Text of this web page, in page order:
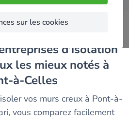
sur les cookies
les mieux notés à
à-Celles
vos murs creux à Pont-à-
vous comparez facilement